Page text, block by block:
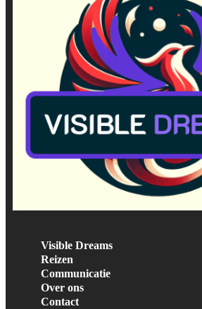
Visible Dreams
Reizen
Communicatie
Over ons
Contact